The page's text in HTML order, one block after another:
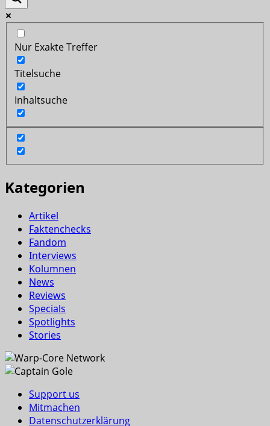
Nur Exakte Treffer
Titelsuche
Inhaltsuche
Kategorien
Artikel
Faktenchecks
Fandom
Interviews
Kolumnen
News
Reviews
Specials
Spotlights
Stories
Support us
Mitmachen
Datenschutzerklärung